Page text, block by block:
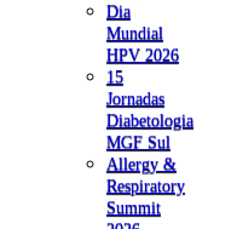
Dia
Mundial
HPV 2026
15
Jornadas
Diabetologia
MGF Sul
Allergy &
Respiratory
Summit